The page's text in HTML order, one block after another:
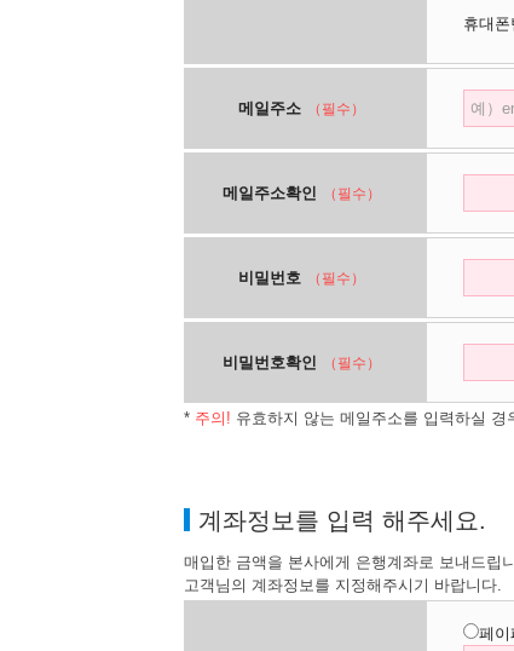
휴대폰
메일주소 （필수）
메일주소확인 （필수）
비밀번호 （필수）
비밀번호확인 （필수）
* 주의! 유효하지 않는 메일주소를 입력하실
계좌정보를 입력 해주세요.
매입한 금액을 본사에게 은행계좌로 보내드립
고객님의 계좌정보를 지정해주시기 바랍니다.
페이